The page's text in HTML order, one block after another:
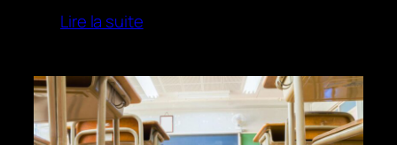
Lire la suite